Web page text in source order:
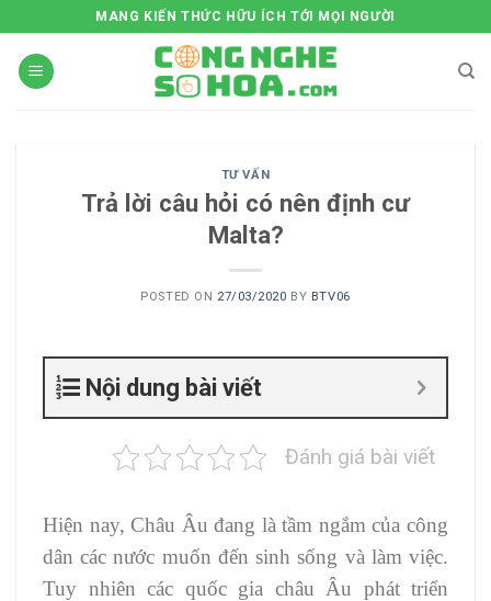
to
content
MANG KIẾN THỨC HỮU ÍCH TỚI MỌI NGƯỜI
TƯ VẤN
Trả lời câu hỏi có nên định cư
Malta?
POSTED ON 27/03/2020 BY BTV06
Nội dung bài viết
Đánh giá bài viết
Hiện nay, Châu Âu đang là tầm ngắm của công
dân các nước muốn đến sinh sống và làm việc.
Tuy nhiên các quốc gia châu Âu phát triển